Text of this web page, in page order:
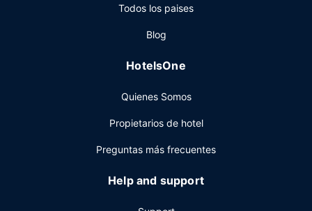
de equipaje y una lavandería a tu disposición. Hay un
Todos los paises
Blog
HotelsOne
Quienes Somos
Propietarios de hotel
Preguntas más frecuentes
Help and support